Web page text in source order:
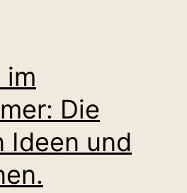
im
Die
Ideen und